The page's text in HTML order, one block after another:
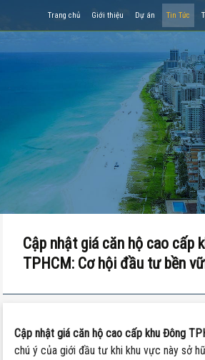
Trang chủ Giới thiệu Dự án Tin Tức
Cập nhật giá căn hộ cao cấp
TPHCM: Cơ hội đầu tư bền
Cập nhật giá căn hộ cao cấp khu Đông
chú ý của giới đầu tư khi khu vực này sở